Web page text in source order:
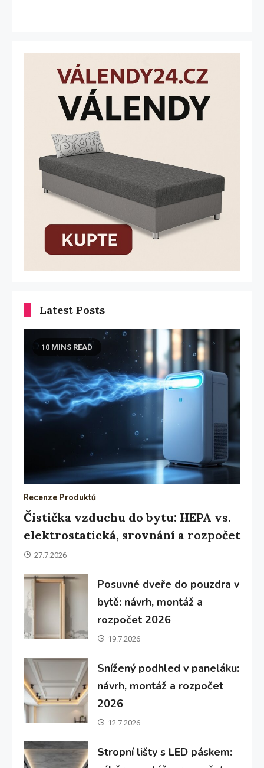
Latest Posts
10 MINS READ
Recenze Produktů
Čistička vzduchu do bytu: HEPA vs.
elektrostatická, srovnání a rozpočet
27.7.2026
Posuvné dveře do pouzdra v
bytě: návrh, montáž a
rozpočet 2026
19.7.2026
Snížený podhled v paneláku:
návrh, montáž a rozpočet
2026
12.7.2026
Stropní lišty s LED páskem: